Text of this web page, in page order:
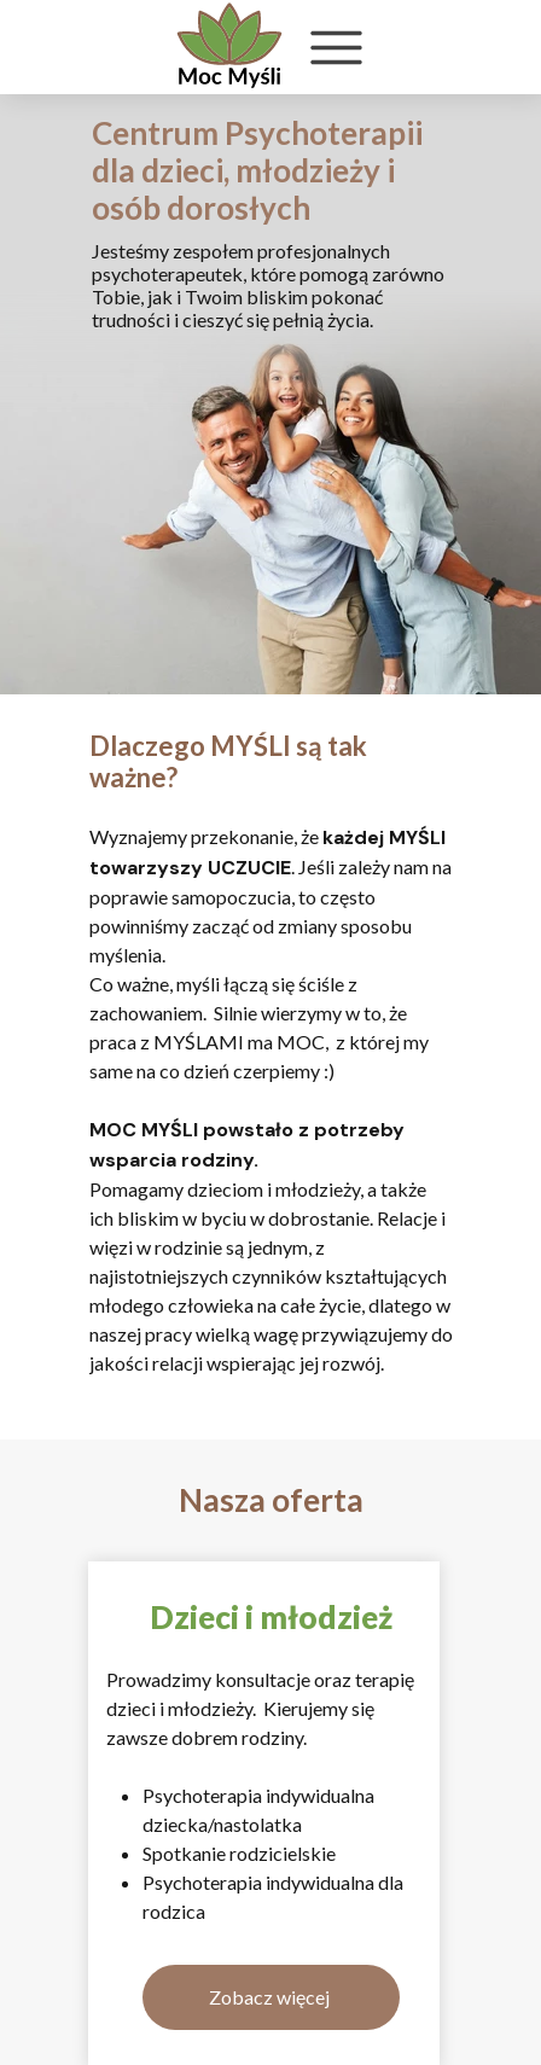
Jesteśmy zespołem profesjonalnych
psychoterapeutek, które pomogą zarówno
Tobie, jak i Twoim bliskim pokonać
trudności i cieszyć się pełnią życia.
Centrum Psychoterapii
dla dzieci, młodzieży i
osób dorosłych
Nasza oferta
Zobacz więcej
Prowadzimy konsultacje oraz terapię
dzieci i młodzieży. Kierujemy się
zawsze dobrem rodziny.
Psychoterapia indywidualna
dziecka/nastolatka
Spotkanie rodzicielskie
Psychoterapia indywidualna dla
rodzica
Dzieci i młodzież
Dlaczego MYŚLI są tak
ważne?
Wyznajemy przekonanie, że każdej MYŚLI
towarzyszy UCZUCIE. Jeśli zależy nam na
poprawie samopoczucia, to często
powinniśmy zacząć od zmiany sposobu
myślenia.
Co ważne, myśli łączą się ściśle z
zachowaniem. Silnie wierzymy w to, że
praca z MYŚLAMI ma MOC, z której my
same na co dzień czerpiemy :)
MOC MYŚLI powstało z potrzeby
wsparcia rodziny.
Pomagamy dzieciom i młodzieży, a także
ich bliskim w byciu w dobrostanie. Relacje i
więzi w rodzinie są jednym, z
najistotniejszych czynników kształtujących
młodego człowieka na całe życie, dlatego w
naszej pracy wielką wagę przywiązujemy do
jakości relacji wspierając jej rozwój.